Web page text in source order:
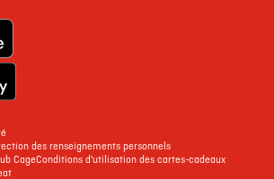
des renseignements personnels
CageConditions d'utilisation des cartes-cadeaux